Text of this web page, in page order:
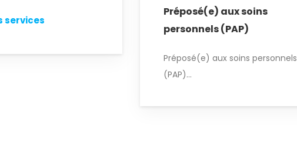
services
Préposé(e) aux soins
personnels (PAP)
Préposé(e) aux soins personnels
(PAP)...